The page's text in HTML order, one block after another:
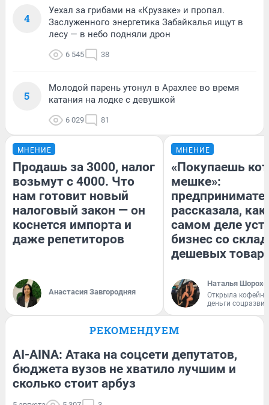
4
Уехал за грибами на «Крузаке» и пропал.
Заслуженного энергетика Забайкалья ищут в
лесу — в небо подняли дрон
6 545 38
5
Молодой парень утонул в Арахлее во время
катания на лодке с девушкой
6 029 81
МНЕНИЕ
Продашь за 3000, налог
возьмут с 4000. Что
нам готовит новый
налоговый закон — он
коснется импорта и
даже репетиторов
Анастасия Завгородняя
МНЕНИЕ
«Покупаешь
мешке»:
рассказала, как
самом деле
бизнес со
дешевых
Наталья
Открыла
деньги
РЕКОМЕНДУЕМ
AI-AINA: Атака на соцсети депутатов,
бюджета вузов не хватило лучшим и
сколько стоит арбуз